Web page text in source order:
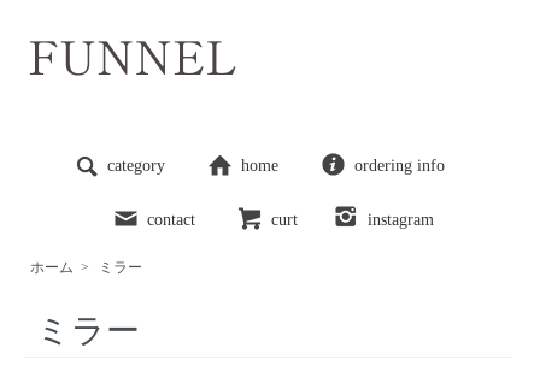
category home ordering info
contact curt instagram
ホーム > ミラー
ミラー